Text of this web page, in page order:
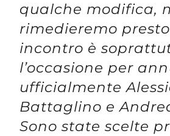
qualche modifica,
rimedieremo
incontro è
l’occasione per
ufficialmente
Battaglino e
Sono state scelte